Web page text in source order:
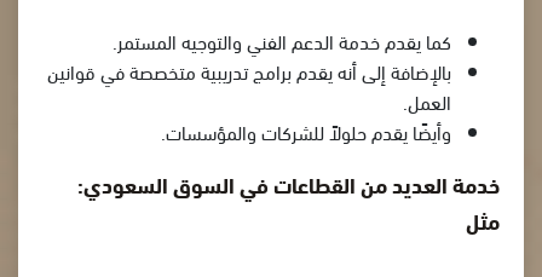
كما يقدم خدمة الدعم الفني والتوجيه المستمر.
بالإضافة إلى أنه يقدم برامج تدريبية متخصصة في قوانين
العمل.
وأيضًا يقدم حلولاً للشركات والمؤسسات.
خدمة العديد من القطاعات في السوق السعودي:
مثل